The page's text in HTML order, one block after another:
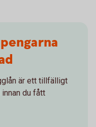
är ett tillfälligt
du fått